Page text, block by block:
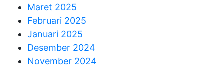
Maret 2025
Februari 2025
Januari 2025
Desember 2024
November 2024